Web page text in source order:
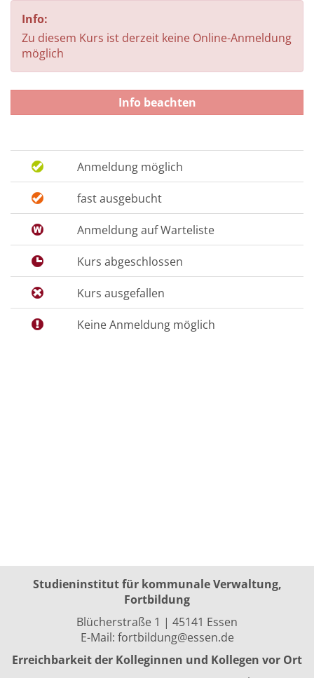
Info:
Zu diesem Kurs ist derzeit keine Online-Anmeldung
möglich
Info beachten
Anmeldung möglich
fast ausgebucht
Anmeldung auf Warteliste
Kurs abgeschlossen
Kurs ausgefallen
Keine Anmeldung möglich
Studieninstitut für kommunale Verwaltung,
Fortbildung
Blücherstraße 1 | 45141 Essen
E-Mail: fortbildung@essen.de
Erreichbarkeit der Kolleginnen und Kollegen vor Ort